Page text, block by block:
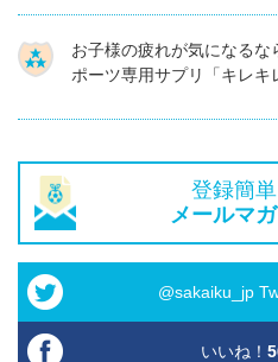
お子様の疲れが気になる
ポーツ専用サプリ「キレキ
登録簡
メールマ
@sakaiku_jp
いいね！